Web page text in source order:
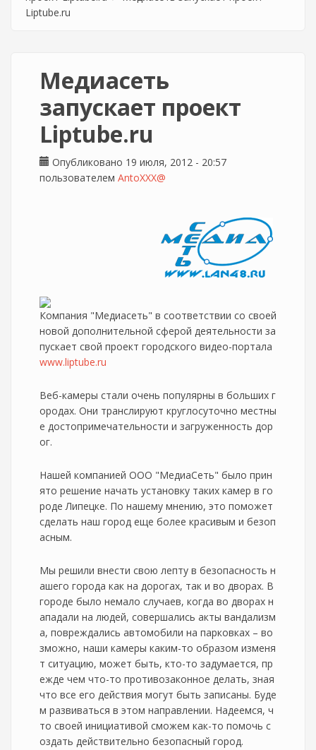
Liptube.ru
Медиасеть
запускает проект
Liptube.ru
Опубликовано 19 июля, 2012 - 20:57
пользователем AntoXXX@
Компания "Медиасеть" в соответствии со своей
новой дополнительной сферой деятельности за
пускает свой проект городского видео-портала
www.liptube.ru
Веб-камеры стали очень популярны в больших г
ородах. Они транслируют круглосуточно местны
е достопримечательности и загруженность дор
ог.
Нашей компанией ООО "МедиаСеть" было прин
ято решение начать установку таких камер в го
роде Липецке. По нашему мнению, это поможет
сделать наш город еще более красивым и безоп
асным.
Мы решили внести свою лепту в безопасность н
ашего города как на дорогах, так и во дворах. В
городе было немало случаев, когда во дворах н
ападали на людей, совершались акты вандализм
а, повреждались автомобили на парковках – во
зможно, наши камеры каким-то образом изменя
т ситуацию, может быть, кто-то задумается, пр
ежде чем что-то противозаконное делать, зная
что все его действия могут быть записаны. Буде
м развиваться в этом направлении. Надеемся, ч
то своей инициативой сможем как-то помочь с
оздать действительно безопасный город.